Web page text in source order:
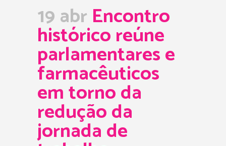
19 abrEncontro
histórico reúne
parlamentares e
farmacêuticos
em torno da
redução da
jornada de